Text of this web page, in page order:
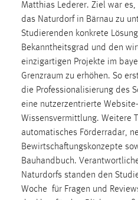
Matthias Lederer. Ziel war
das Naturdorf in Bärnau zu
Studierenden konkrete
Bekanntheitsgrad und den
einzigartigen Projekte im
Grenzraum zu erhöhen. So
die Professionalisierung des
eine nutzerzentrierte
Wissensvermittlung. Weitere
automatisches Förderradar,
Bewirtschaftungskonzepte
Bauhandbuch.
Naturdorfs standen den
Woche für Fragen und
fe_user, be_user,
Zweck:
einloggen zu können.
Cookie Laufzeit:
24 Stunden
STATISTIK
Statistik Cookies erfassen
Diese Informationen